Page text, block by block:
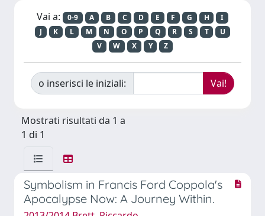
Vai a: 0-9 A B C D E F G H
I
J
K L M N O P Q R S T
U
V
W X Y Z
o inserisci le iniziali:
Mostrati risultati da 1 a
1 di 1
Symbolism in Francis Ford Coppola's
Apocalypse Now: A Journey Within.